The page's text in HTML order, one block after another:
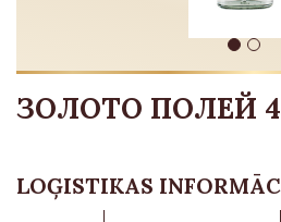
ЗОЛОТО ПОЛЕЙ
LOĢISTIKAS